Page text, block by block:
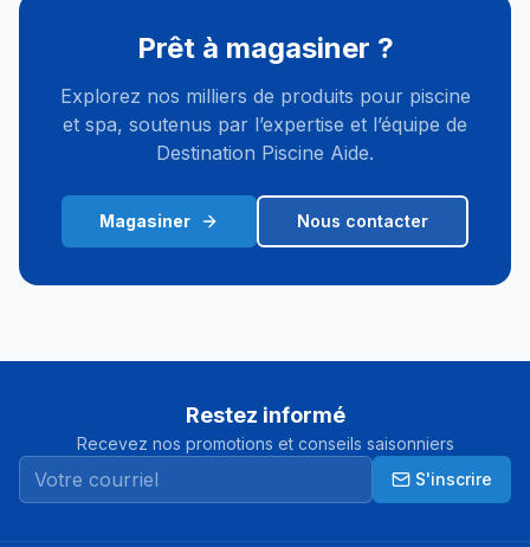
Prêt à magasiner ?
Explorez nos milliers de produits pour piscine
et spa, soutenus par l’expertise et l’équipe de
Destination Piscine Aide.
Magasiner Nous contacter
Restez informé
Recevez nos promotions et conseils saisonniers
S'inscrire